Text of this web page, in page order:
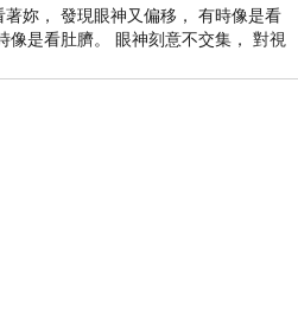
著妳， 發現眼神又偏移， 有時像是看
像是看肚臍。 眼神刻意不交集， 對視
讓我很難不